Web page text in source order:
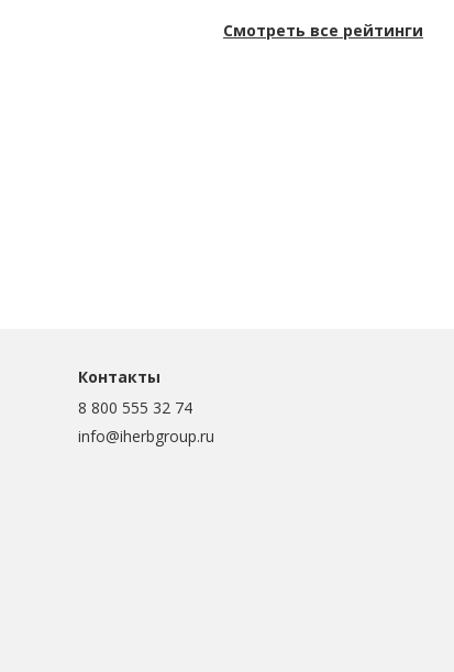
Смотреть все рейтинги
Контакты
8 800 555 32 74
info@iherbgroup.ru